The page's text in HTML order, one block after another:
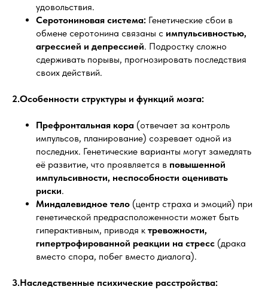
удовольствия.
Серотониновая система: Генетические сбои в
обмене серотонина связаны с импульсивностью,
агрессией и депрессией. Подростку сложно
сдерживать порывы, прогнозировать последствия
своих действий.
2.Особенности структуры и функций мозга:
Префронтальная кора (отвечает за контроль
импульсов, планирование) созревает одной из
последних. Генетические варианты могут замедлять
её развитие, что проявляется в повышенной
импульсивности, неспособности оценивать
риски.
Миндалевидное тело (центр страха и эмоций) при
генетической предрасположенности может быть
гиперактивным, приводя к тревожности,
гипертрофированной реакции на стресс (драка
вместо спора, побег вместо диалога).
3.Наследственные психические расстройства: